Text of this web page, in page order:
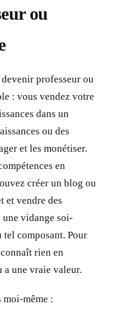
ou
professeur ou
: vous vendez votre
dans un
ou des
et les monétiser.
en
créer un blog ou
et vendre des
vidange soi-
tel composant. Pour
rien en
a une vraie valeur.
moi-même :